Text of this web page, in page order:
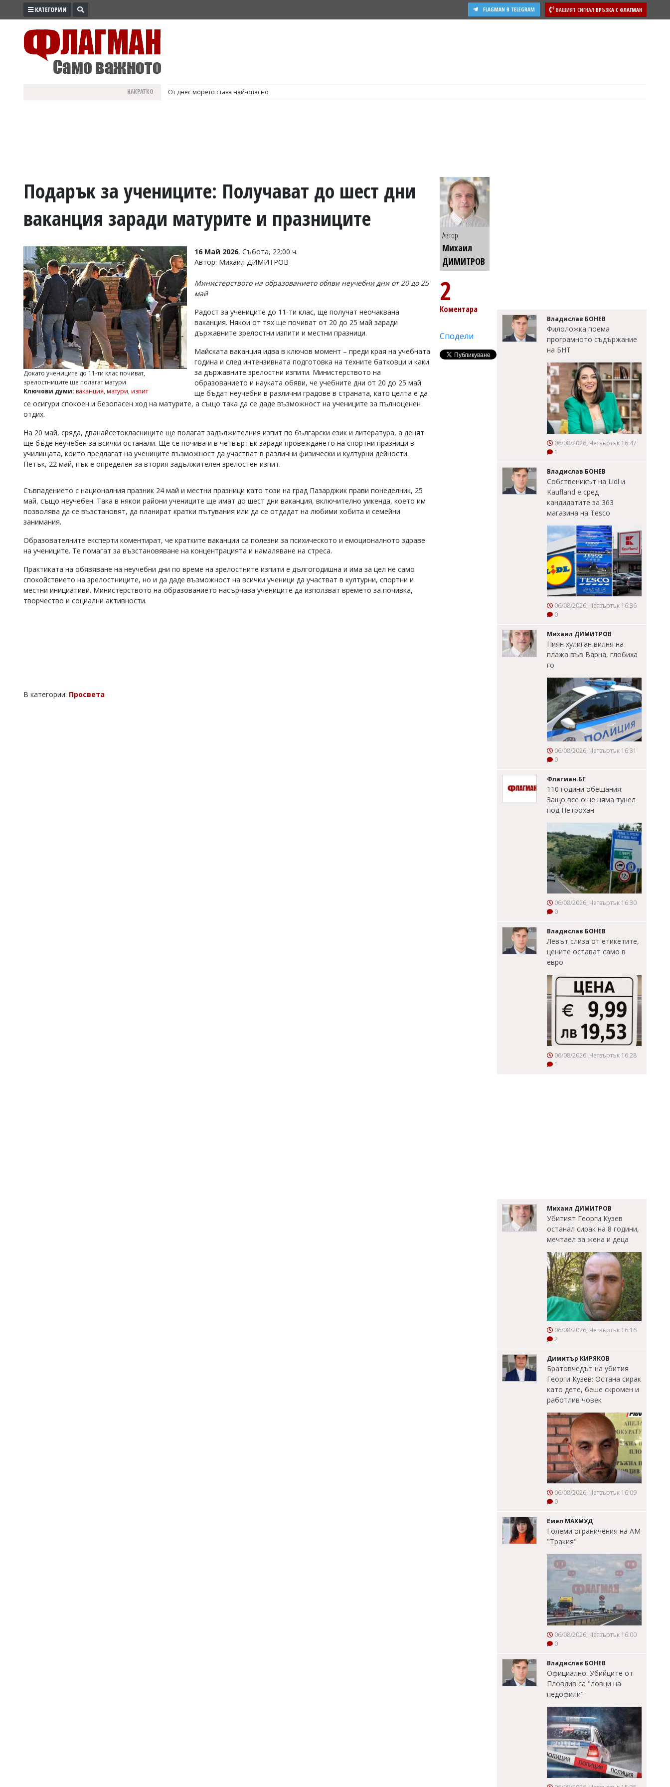
ПРОМО
ВОЙНАТА
УКРАЙНА
РАЗСЛЕДВАНЕ
БИЗНЕС
Управители:
Веселин
Василев,
v.vasilev@flagman.bg
Касабова,
k.kassabova@flagman.bg
Главен
редактор:
office@flagman.bg
Коментарите
въвеждат
читателите
отговорност
откриете
обиден
КАТЕГОРИИ ВАШИЯТ СИГНАЛ ВРЪЗКА С ФЛАГМАН
FLAGMAN В TELEGRAM
НАКРАТКО България е №1 в ЕС по пушене на цигари
Подарък за учениците: Получават до шест дни
ваканция заради матурите и празниците
Докато учениците до 11-ти клас почиват,
зрелостниците ще полагат матури
Ключови думи: ваканция, матури, изпит
16 Май 2026, Събота, 22:00 ч.
Автор: Михаил ДИМИТРОВ
Министерството на образованието обяви неучебни дни от 20 до 25
май
Радост за учениците до 11-ти клас, ще получат неочаквана
ваканция. Някои от тях ще почиват от 20 до 25 май заради
държавните зрелостни изпити и местни празници.
Майската ваканция идва в ключов момент – преди края на учебната
година и след интензивната подготовка на техните батковци и каки
за държавните зрелостни изпити. Министерството на
образованието и науката обяви, че учебните дни от 20 до 25 май
ще бъдат неучебни в различни градове в страната, като целта е да
се осигури спокоен и безопасен ход на матурите, а също така да се даде възможност на учениците за пълноценен
отдих.
На 20 май, сряда, дванайсетокласниците ще полагат задължителния изпит по български език и литература, а денят
ще бъде неучебен за всички останали. Ще се почива и в четвъртък заради провеждането на спортни празници в
училищата, които предлагат на учениците възможност да участват в различни физически и културни дейности.
Петък, 22 май, пък е определен за втория задължителен зрелостен изпит.
Съвпадението с националния празник 24 май и местни празници като този на град Пазарджик прави понеделник, 25
май, също неучебен. Така в някои райони учениците ще имат до шест дни ваканция, включително уикенда, което им
позволява да се възстановят, да планират кратки пътувания или да се отдадат на любими хобита и семейни
занимания.
Образователните експерти коментират, че кратките ваканции са полезни за психическото и емоционалното здраве
на учениците. Те помагат за възстановяване на концентрацията и намаляване на стреса.
Практиката на обявяване на неучебни дни по време на зрелостните изпити е дългогодишна и има за цел не само
спокойствието на зрелостниците, но и да даде възможност на всички ученици да участват в културни, спортни и
местни инициативи. Министерството на образованието насърчава учениците да използват времето за почивка,
творчество и социални активности.
В категории: Просвета
Автор
Михаил
ДИМИТРОВ
2
Коментара
Сподели
Владислав БОНЕВ
Филоложка поема
програмното съдържание
на БНТ
06/08/2026, Четвъртък 16:47
1
Владислав БОНЕВ
Собственикът на Lidl и
Kaufland е сред
кандидатите за 363
магазина на Tesco
06/08/2026, Четвъртък 16:36
0
Михаил ДИМИТРОВ
Пиян хулиган вилня на
плажа във Варна, глобиха
го
06/08/2026, Четвъртък 16:31
0
Флагман.БГ
110 години обещания:
Защо все още няма тунел
под Петрохан
06/08/2026, Четвъртък 16:30
0
Владислав БОНЕВ
Левът слиза от етикетите,
цените остават само в
евро
06/08/2026, Четвъртък 16:28
1
Михаил ДИМИТРОВ
Убитият Георги Кузев
останал сирак на 8 години,
мечтаел за жена и деца
06/08/2026, Четвъртък 16:16
2
Димитър КИРЯКОВ
Братовчедът на убития
Георги Кузев: Остана сирак
като дете, беше скромен и
работлив човек
06/08/2026, Четвъртък 16:09
0
Емел МАХМУД
Големи ограничения на АМ
"Тракия"
06/08/2026, Четвъртък 16:00
0
Владислав БОНЕВ
Официално: Убийците от
Пловдив са "ловци на
педофили"